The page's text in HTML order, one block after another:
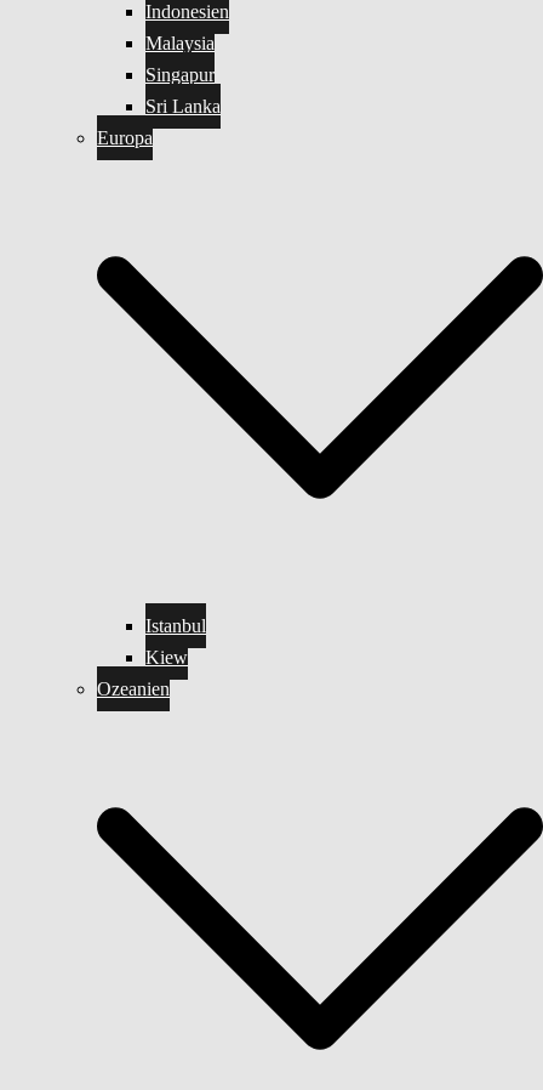
Indonesien
Malaysia
Singapur
Sri Lanka
Europa
Istanbul
Kiew
Ozeanien